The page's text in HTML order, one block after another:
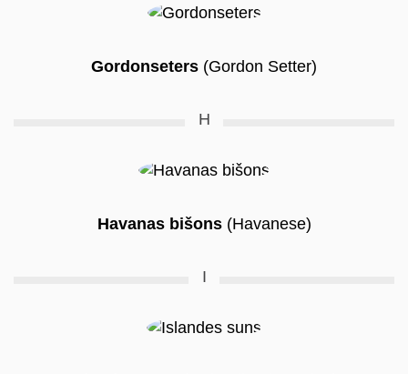
Gordonseters (Gordon Setter)
H
Havanas bišons(Havanese)
I